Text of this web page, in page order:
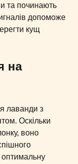
та починають
допоможе
кущ
на
лаванди з
Оскільки
воно